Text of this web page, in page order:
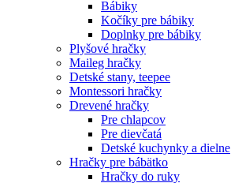
Bábiky
Kočíky pre bábiky
Doplnky pre bábiky
Plyšové hračky
Maileg hračky
Detské stany, teepee
Montessori hračky
Drevené hračky
Pre chlapcov
Pre dievčatá
Detské kuchynky a dielne
Hračky pre bábätko
Hračky do ruky